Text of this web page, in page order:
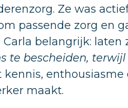
Ze was
passende zorg en
belangrijk:
te bescheiden,
kennis,
maakt.